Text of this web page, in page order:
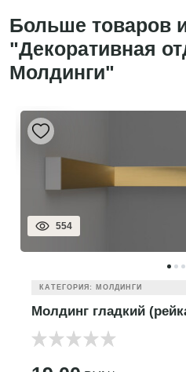
Больше товаров
"Декоративная
Молдинги"
554
КАТЕГОРИЯ: МОЛДИНГИ
Молдинг гладкий